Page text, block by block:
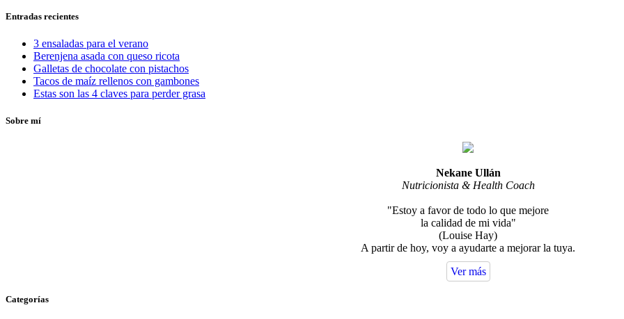
Entradas recientes
3 ensaladas para el verano
Berenjena asada con queso ricota
Galletas de chocolate con pistachos
Tacos de maíz rellenos con gambones
Estas son las 4 claves para perder grasa
Sobre mí
Nekane Ullán
Nutricionista & Health Coach
"Estoy a favor de todo lo que mejore
la calidad de mi vida"
(Louise Hay)
A partir de hoy, voy a ayudarte a mejorar la tuya.
Ver más
Categorías